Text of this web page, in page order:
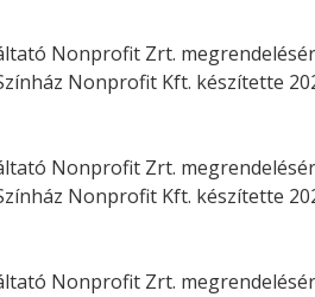
Nonprofit Zrt.
Nonprofit Kft. készítette
Nonprofit Zrt.
Nonprofit Kft. készítette
Nonprofit Zrt.